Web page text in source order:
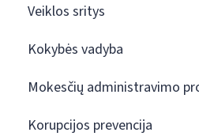
Veiklos sritys
Kokybės vadyba
Mokesčių administravimo
Korupcijos prevencija